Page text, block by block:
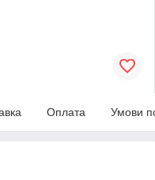
Оплата Умови